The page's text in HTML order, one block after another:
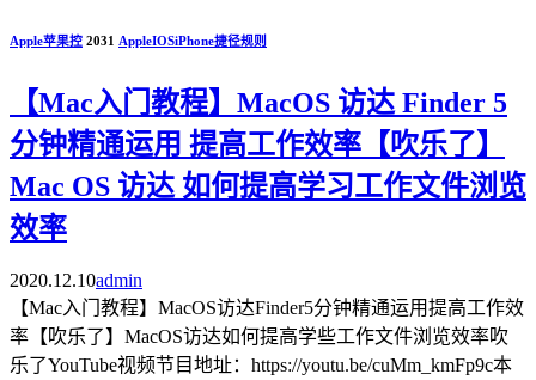
Apple苹果控 2031 AppleIOSiPhone捷径规则
【Mac入门教程】MacOS 访达 Finder 5
分钟精通运用 提高工作效率【吹乐了】
Mac OS 访达 如何提高学习工作文件浏览
效率
2020.12.10admin
【Mac入门教程】MacOS访达Finder5分钟精通运用提高工作效
率【吹乐了】MacOS访达如何提高学些工作文件浏览效率吹
乐了YouTube视频节目地址：https://youtu.be/cuMm_kmFp9c本